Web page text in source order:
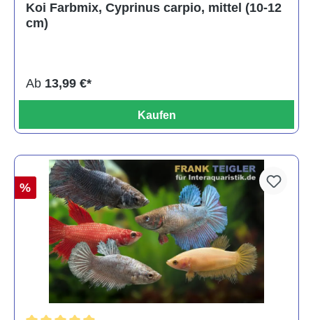
Koi Farbmix, Cyprinus carpio, mittel (10-12
cm)
Ab 13,99 €*
Kaufen
%